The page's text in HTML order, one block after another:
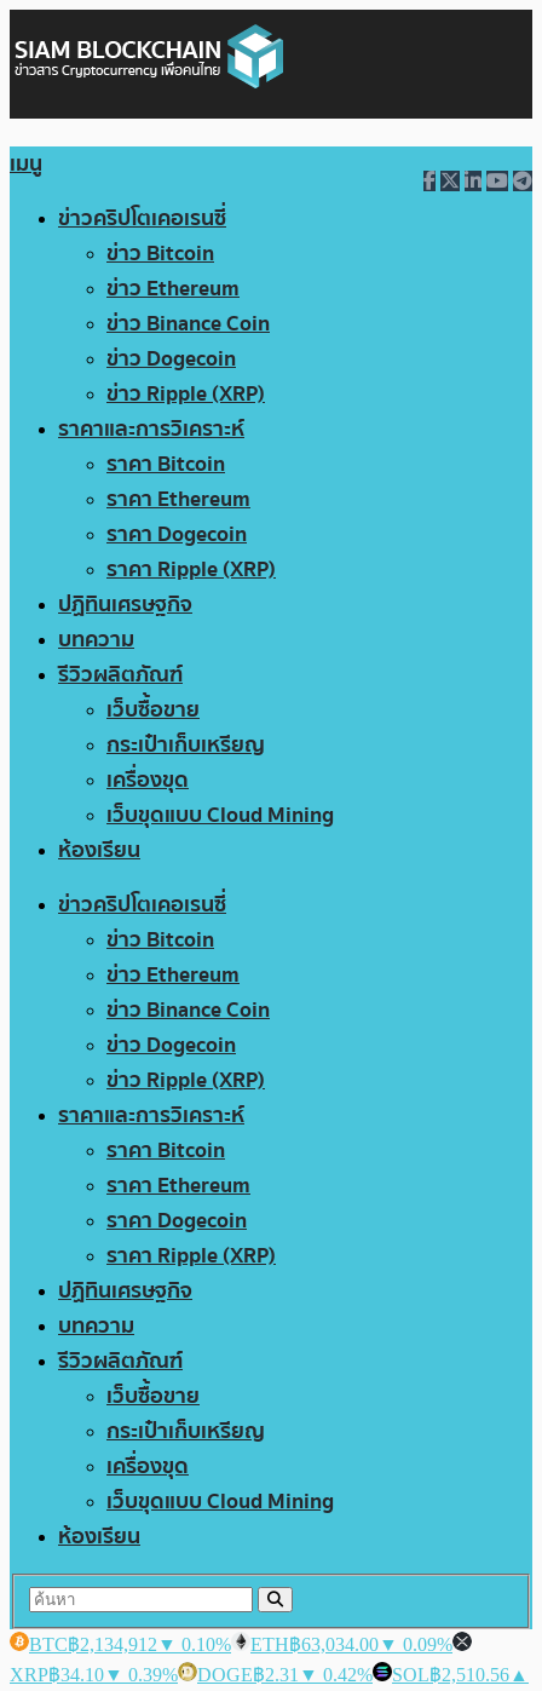
เมนู
ข่าวคริปโตเคอเรนซี่
ข่าว Bitcoin
ข่าว Ethereum
ข่าว Binance Coin
ข่าว Dogecoin
ข่าว Ripple (XRP)
ราคาและการวิเคราะห์
ราคา Bitcoin
ราคา Ethereum
ราคา Dogecoin
ราคา Ripple (XRP)
ปฏิทินเศรษฐกิจ
บทความ
รีวิวผลิตภัณฑ์
เว็บซื้อขาย
กระเป๋าเก็บเหรียญ
เครื่องขุด
เว็บขุดแบบ Cloud Mining
ห้องเรียน
ข่าวคริปโตเคอเรนซี่
ข่าว Bitcoin
ข่าว Ethereum
ข่าว Binance Coin
ข่าว Dogecoin
ข่าว Ripple (XRP)
ราคาและการวิเคราะห์
ราคา Bitcoin
ราคา Ethereum
ราคา Dogecoin
ราคา Ripple (XRP)
ปฏิทินเศรษฐกิจ
บทความ
รีวิวผลิตภัณฑ์
เว็บซื้อขาย
กระเป๋าเก็บเหรียญ
เครื่องขุด
เว็บขุดแบบ Cloud Mining
ห้องเรียน
BTC฿2,134,912 ▼ 0.10% ETH฿63,034.00▼ 0.09%
XRP฿34.10▼ 0.39% DOGE฿2.31 ▼ 0.42% SOL฿2,510.56 ▲